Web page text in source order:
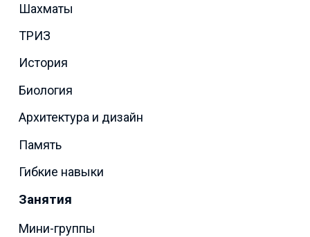
Шахматы
ТРИЗ
История
Биология
Архитектура и дизайн
Память
Гибкие навыки
Занятия
Мини-группы